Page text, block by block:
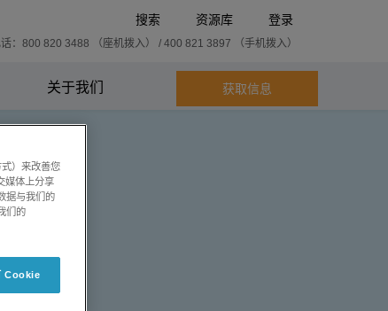
搜索 资源库 登录
：800 820 3488 （座机拨入） / 400 821 3897 （手机拨入）
关于我们 获取信息
）来改善您
媒体上分享
据与我们的
们的
Cookie